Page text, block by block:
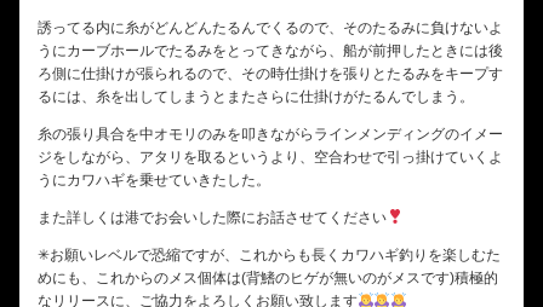
誘ってる内に糸がどんどんたるんでくるので、そのたるみに負けないよ
うにカーブホールでたるみをとってきながら、船が前押したときには後
ろ側に仕掛けが張られるので、その時仕掛けを張りとたるみをキープす
るには、糸を出してしまうとまたさらに仕掛けがたるんでしまう。
糸の張り具合を中オモリのみを叩きながらラインメンディングのイメー
ジをしながら、アタリを取るというより、空合わせで引っ掛けていくよ
うにカワハギを乗せていきたした。
また詳しくは港でお会いした際にお話させてください
✳︎お願いレベルで恐縮ですが、これからも長くカワハギ釣りを楽しむた
めにも、これからのメス個体は(背鰭のヒゲが無いのがメスです)積極的
なリリースに、ご協力をよろしくお願い致します